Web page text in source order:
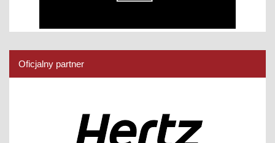
Oficjalny partner